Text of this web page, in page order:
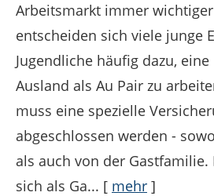
Arbeitsmarkt immer
entscheiden sich viele junge
Jugendliche häufig dazu,
Ausland als Au Pair zu
muss eine spezielle
abgeschlossen werden -
als auch von der
sich als Ga... [ mehr ]